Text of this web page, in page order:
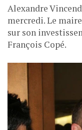
Alexandre
mercredi. Le
sur son
François Copé.